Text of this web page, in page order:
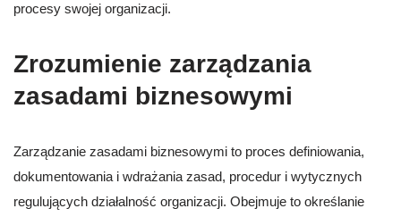
procesy swojej organizacji.
Zrozumienie zarządzania
zasadami biznesowymi
Zarządzanie zasadami biznesowymi to proces definiowania,
dokumentowania i wdrażania zasad, procedur i wytycznych
regulujących działalność organizacji. Obejmuje to określanie